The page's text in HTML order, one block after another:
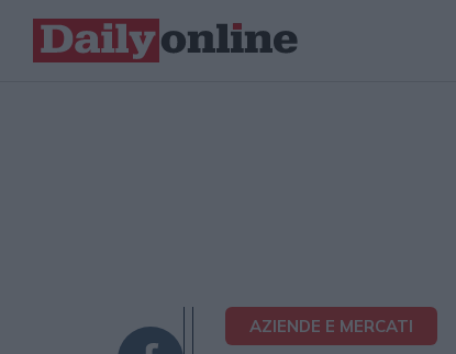
AZIENDE E MERCATI